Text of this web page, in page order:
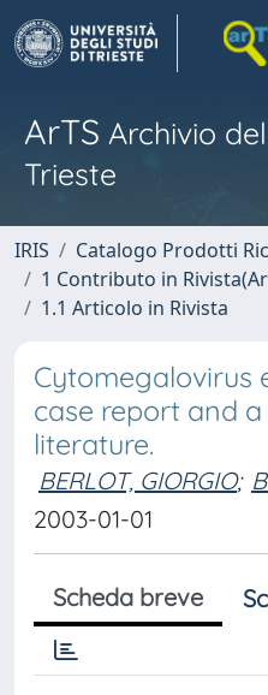
ArTS Archivio
Trieste
IRIS
Catalogo Prodotti
1 Contributo in
1.1 Articolo in Rivista
Cytomegalovirus
case report and
literature.
BERLOT, GIORGIO;
2003-01-01
Scheda breve